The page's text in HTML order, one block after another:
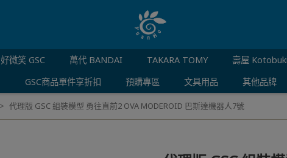
好微笑 GSC 萬代 BANDAI TAKARA TOMY
壽屋
GSC商品單件享折扣
預購專區 文具用品 其他品牌
代理版 GSC 組裝模型 勇往直前2 OVA MODEROID 巴斯達機器人7號